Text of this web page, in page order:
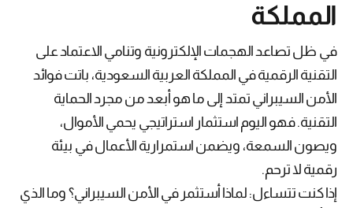
المملكة
في ظل تصاعد الهجمات الإلكترونية وتنامي الاعتماد على
التقنية الرقمية في المملكة العربية السعودية، باتت فوائد
الأمن السيبراني تمتد إلى ما هو أبعد من مجرد الحماية
التقنية. فهو اليوم استثمار استراتيجي يحمي الأموال،
ويصون السمعة، ويضمن استمرارية الأعمال في بيئة
رقمية لا ترحم.
إذا كنت تتساءل: لماذا أستثمر في الأمن السيبراني؟ وما الذي